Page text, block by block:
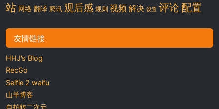
站 网络 翻译 腾讯 观后感 规则 视频 解决 设置 评论 配置
友情链接
HHJ's Blog
RecGo
Selfie 2 waifu
山羊博客
自拍转二次元